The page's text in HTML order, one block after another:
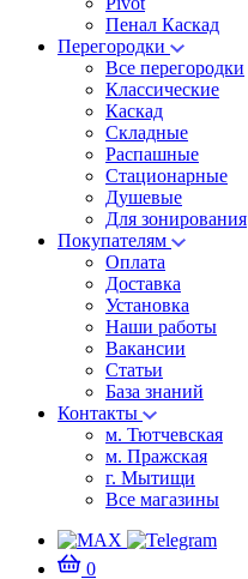
Пенал Каскад
Перегородки
Все перегородки
Классические
Каскад
Складные
Распашные
Стационарные
Душевые
Для зонирования
Покупателям
Оплата
Доставка
Установка
Наши работы
Вакансии
Статьи
База знаний
Контакты
м. Тютчевская
м. Пражская
г. Мытищи
Все магазины
0